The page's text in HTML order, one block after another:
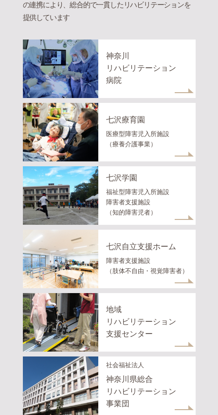
の連携により、総合的で一貫したリハビリテーションを
提供しています
神奈川
リハビリテーション
病院
七沢療育園
医療型障害児入所施設
（療養介護事業）
七沢学園
福祉型障害児入所施設
障害者支援施設
（知的障害児者）
七沢自立支援ホーム
障害者支援施設
（肢体不自由・視覚障害者）
地域
リハビリテーション
支援センター
社会福祉法人
神奈川県総合
リハビリテーション
事業団